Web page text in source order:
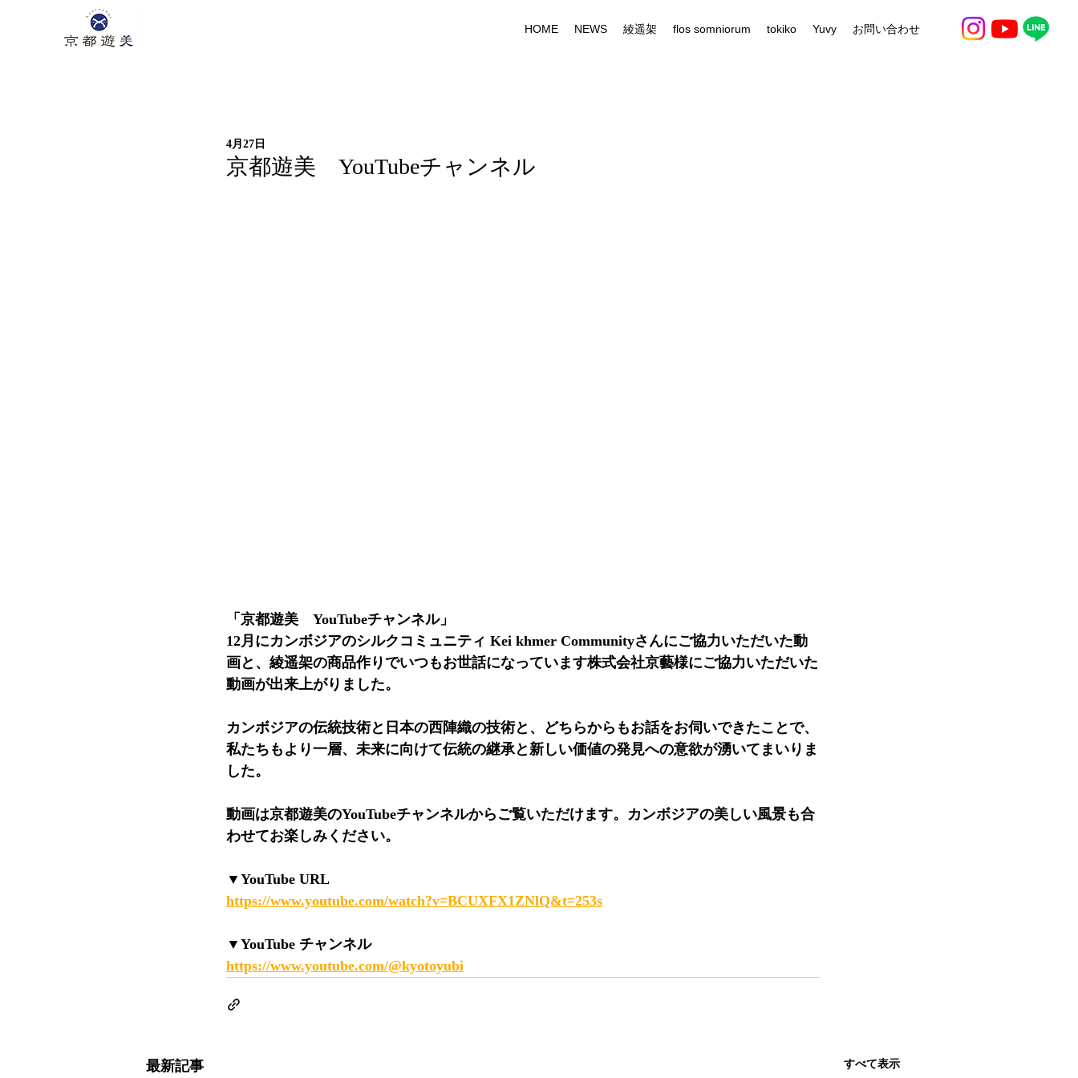
HOME NEWS 綾遥架 flos somniorum tokiko Yuvy お問い合わせ
京都遊美 YouTubeチャンネル
4月27日
「京都遊美　YouTubeチャンネル」
12月にカンボジアのシルクコミュニティ Kei khmer Communityさんにご協力いただいた動
画と、綾遥架の商品作りでいつもお世話になっています株式会社京藝様にご協力いただいた
動画が出来上がりました。
カンボジアの伝統技術と日本の西陣織の技術と、どちらからもお話をお伺いできたことで、
私たちもより一層、未来に向けて伝統の継承と新しい価値の発見への意欲が湧いてまいりま
した。
動画は京都遊美のYouTubeチャンネルからご覧いただけます。カンボジアの美しい風景も合
わせてお楽しみください。
▼YouTube URL
https://www.youtube.com/watch?v=BCUXFX1ZNlQ&t=253s
▼YouTube チャンネル
https://www.youtube.com/@kyotoyubi
最新記事 すべて表示